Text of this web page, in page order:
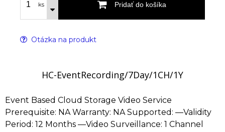
ks Pridať do košíka
Otázka na produkt
HC-EventRecording/7Day/1CH/1Y
Event Based Cloud Storage Video Service
Prerequisite: NA Warranty: NA Supported: —Validity
Period: 12 Months —Video Surveillance: 1 Channel